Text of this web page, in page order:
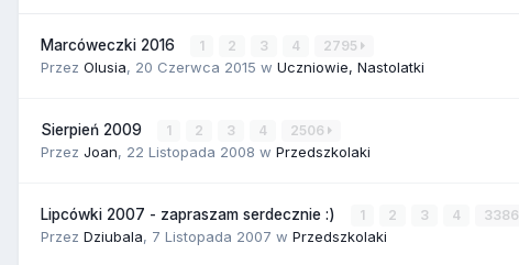
Marcóweczki 2016 1 2 3 4 2795
Przez Olusia, 20 Czerwca 2015 w Uczniowie, Nastolatki
Sierpień 2009 1 2 3 4 2506
Przez Joan, 22 Listopada 2008 w Przedszkolaki
Lipcówki 2007 - zapraszam serdecznie :) 1 2 3 4 3386
Przez Dziubala, 7 Listopada 2007 w Przedszkolaki